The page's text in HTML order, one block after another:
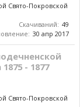
Свято-Покровской
Скачиваний: 49
30 апр 2017
- 1877
Свято-Покровской